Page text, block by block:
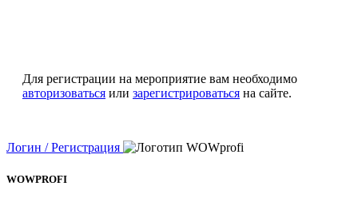
Для регистрации на мероприятие вам необходимо
авторизоваться или зарегистрироваться на сайте.
Логин / Регистрация
WOWPROFI